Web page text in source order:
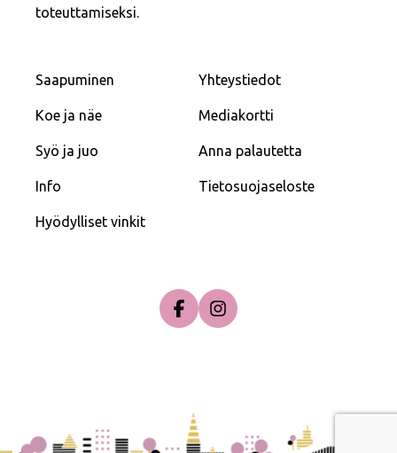
toteuttamiseksi.
Saapuminen
Koe ja näe
Syö ja juo
Info
Hyödylliset vinkit
Yhteystiedot
Mediakortti
Anna palautetta
Tietosuojaseloste